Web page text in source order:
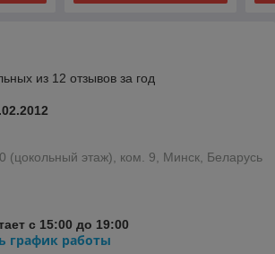
из 12 отзывов за год
(цокольный этаж), ком. 9, Минск, Беларусь
с 15:00 до 19:00
график работы